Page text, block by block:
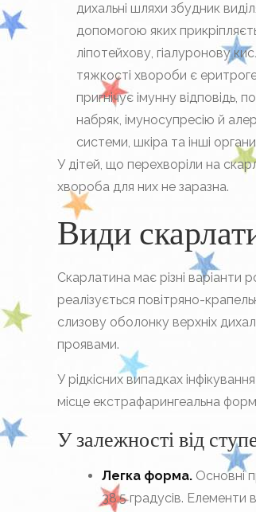
дихальні шляхи збудник
допомогою яких
ліпотейхову, гіалуронову
тяжкості хвороби є
пригнічує імунну
набряк, імуносупресію й
системи, шкіра та інші
У дітей, що перехворіли на
хвороба для них не заразна.
Види
Скарлатина має різні варіанти
реалізується повітряно-
слизову оболонку верхніх
проявами.
У рідкісних випадках
місце екстрафарингеальна
У залежності від
Легка форма. Основні
38,5 градусів. Елементи